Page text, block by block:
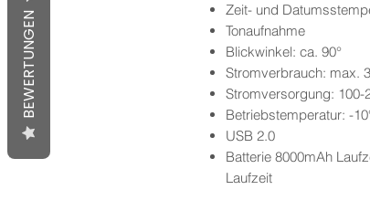
Zeit- und
Tonaufnahme
Blickwinkel: ca. 90°
Stromverbrauch: max.
Stromversorgung: 100-
Betriebstemperatur: -
USB 2.0
Batterie 8000mAh
Laufzeit
BEWERTUNGEN